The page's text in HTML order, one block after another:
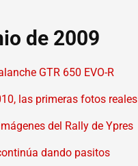
de 2009
GTR 650 EVO-R
las primeras fotos reales
del Rally de Ypres
dando pasitos